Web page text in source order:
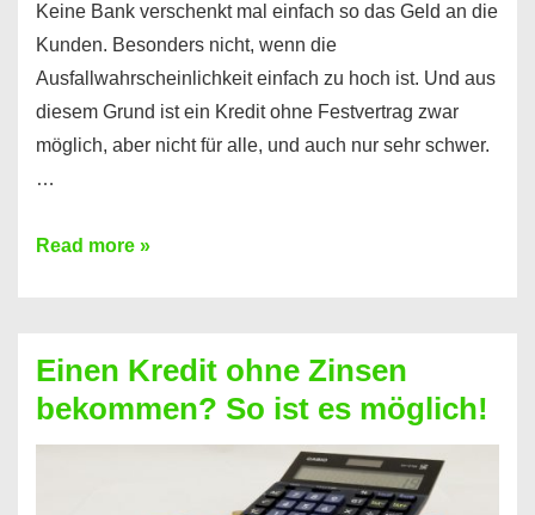
Keine Bank verschenkt mal einfach so das Geld an die
Kunden. Besonders nicht, wenn die
Ausfallwahrscheinlichkeit einfach zu hoch ist. Und aus
diesem Grund ist ein Kredit ohne Festvertrag zwar
möglich, aber nicht für alle, und auch nur sehr schwer.
…
Ist
Festvertrag
für
jeden
Read more »
Einen Kredit ohne Zinsen
bekommen? So ist es möglich!